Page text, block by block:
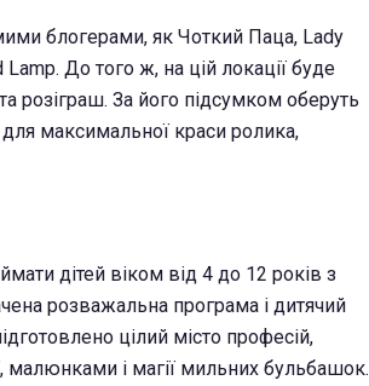
блогерами, як Чоткий Паца, Lady
До того ж, на цій локації буде
та розіграш. За його підсумком оберуть
максимальної краси ролика,
дітей віком від 4 до 12 років з
розважальна програма і дитячий
цілий місто професій,
малюнками і магії мильних бульбашок.